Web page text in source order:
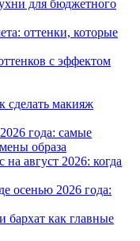
для бюджетного
оттенки, которые
с эффектом
сделать макияж
года: самые
образа
август 2026: когда
осенью 2026 года:
бархат как главные